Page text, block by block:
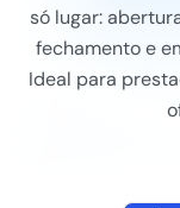
só lugar:
fechamento e
Ideal para